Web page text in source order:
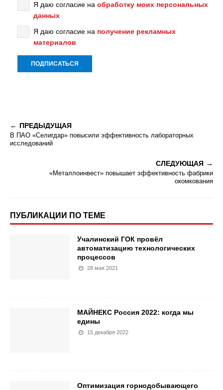
Я даю согласие на обработку моих персональных
данных
Я даю согласие на получение рекламных
материалов
ПРЕДЫДУЩАЯ
В ПАО «Селигдар» повысили эффективность лабораторных
исследований
СЛЕДУЮЩАЯ
«Металлоинвест» повышает эффективность фабрики
окомкования
ПУБЛИКАЦИИ ПО ТЕМЕ
Учалинский ГОК провёл
автоматизацию технологических
процессов
28 мая 2021
МАЙНЕКС Россия 2022: когда мы
едины
15 декабря 2022
Оптимизация горнодобывающего